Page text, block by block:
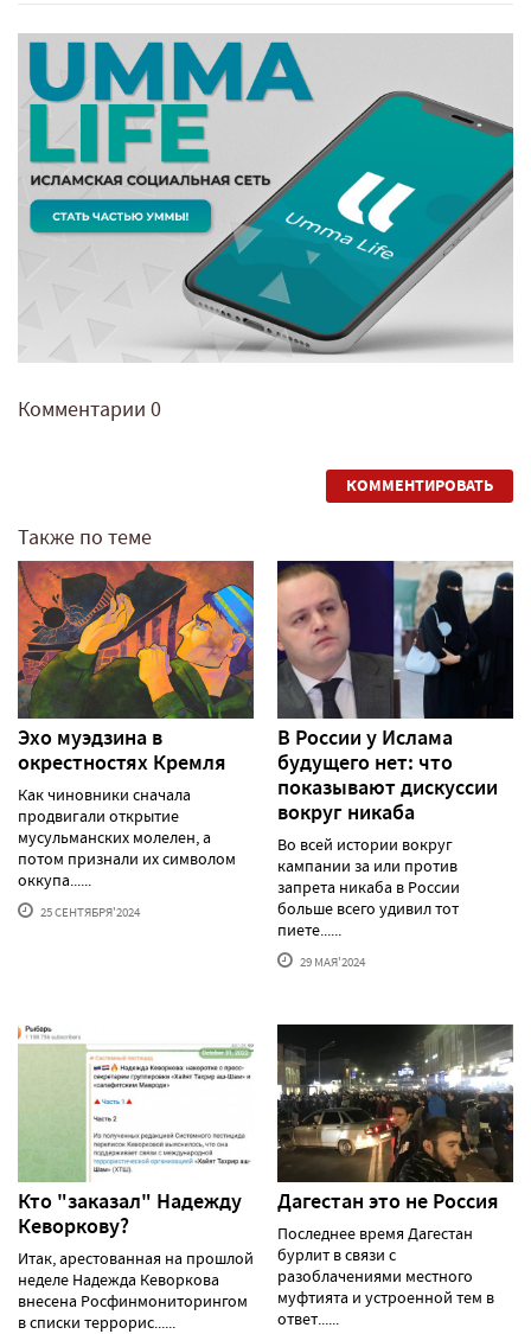
Комментарии 0
КОММЕНТИРОВАТЬ
Также по теме
Эхо муэдзина в
окрестностях Кремля
Как чиновники сначала
продвигали открытие
мусульманских молелен, а
потом признали их символом
оккупа......
25 СЕНТЯБРЯ'2024
В России у Ислама
будущего нет: что
показывают дискуссии
вокруг никаба
Во всей истории вокруг
кампании за или против
запрета никаба в России
больше всего удивил тот
пиете......
29 МАЯ'2024
Кто "заказал" Надежду
Кеворкову?
Итак, арестованная на прошлой
неделе Надежда Кеворкова
внесена Росфинмониторингом
в списки террорис......
Дагестан это не Россия
Последнее время Дагестан
бурлит в связи с
разоблачениями местного
муфтията и устроенной тем в
ответ......